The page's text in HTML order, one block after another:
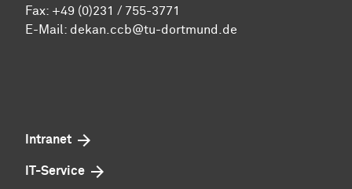
Fax: +49 (0)231 / 755-3771
E-Mail: dekan.ccb@tu-dortmund.de
Intranet
IT-Service